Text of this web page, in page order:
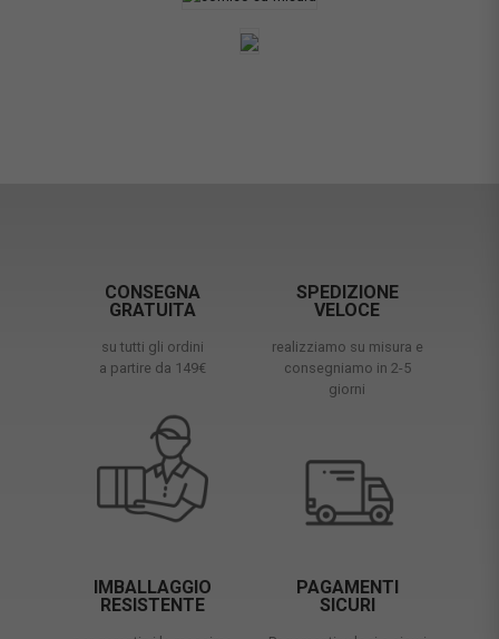
CONSEGNA
GRATUITA
su tutti gli ordini
a partire da 149€
SPEDIZIONE
VELOCE
realizziamo su misura e
consegniamo in 2-5
giorni
IMBALLAGGIO
RESISTENTE
PAGAMENTI
SICURI